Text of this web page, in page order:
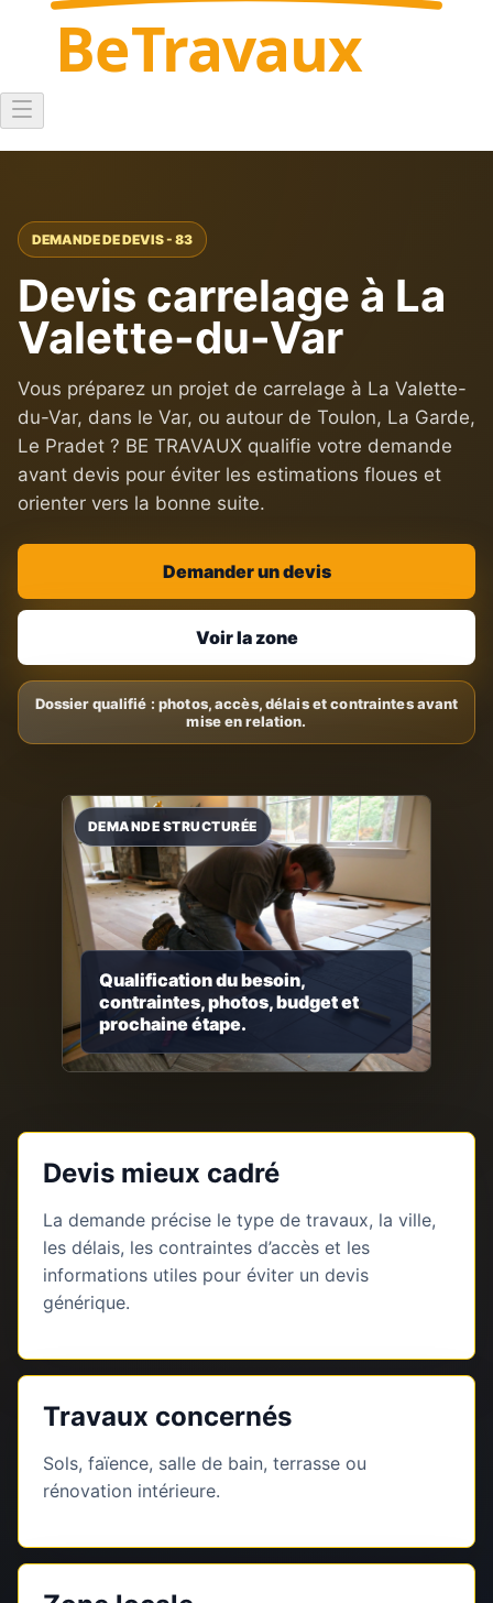
BeTravaux
DEMANDE DE DEVIS - 83
Devis carrelage à La
Valette-du-Var
Vous préparez un projet de carrelage à La Valette-
du-Var, dans le Var, ou autour de Toulon, La Garde,
Le Pradet ? BE TRAVAUX qualifie votre demande
avant devis pour éviter les estimations floues et
orienter vers la bonne suite.
Demander un devis
Voir la zone
Qualification du besoin,
contraintes, photos, budget et
prochaine étape.
Devis mieux cadré
La demande précise le type de travaux, la ville,
les délais, les contraintes d’accès et les
informations utiles pour éviter un devis
générique.
Travaux concernés
Sols, faïence, salle de bain, terrasse ou
rénovation intérieure.